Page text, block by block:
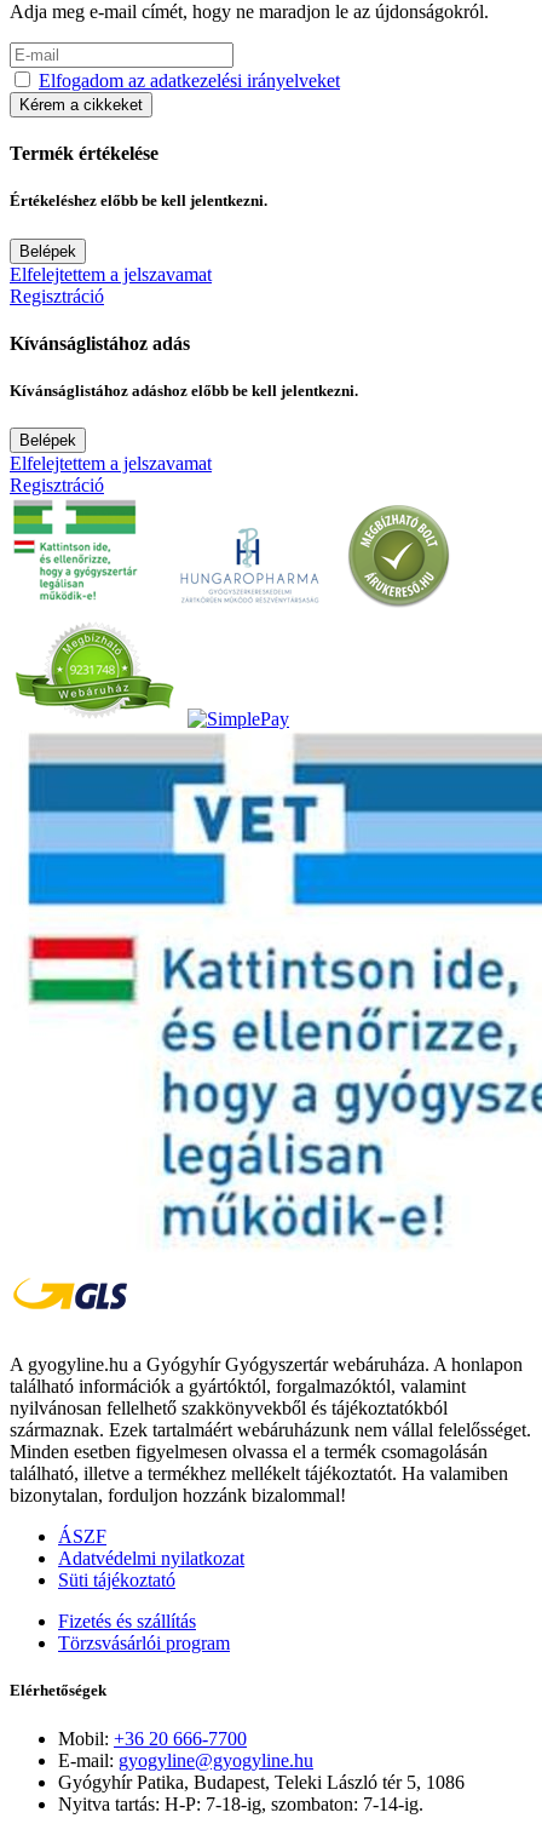
Adja meg e-mail címét, hogy ne maradjon le az újdonságokról.
Elfogadom az adatkezelési irányelveket
Kérem a cikkeket
Termék értékelése
Értékeléshez előbb be kell jelentkezni.
Belépek
Elfelejtettem a jelszavamat
Regisztráció
Kívánságlistához adás
Kívánságlistához adáshoz előbb be kell jelentkezni.
Belépek
Elfelejtettem a jelszavamat
Regisztráció
A gyogyline.hu a Gyógyhír Gyógyszertár webáruháza. A honlapon
található információk a gyártóktól, forgalmazóktól, valamint
nyilvánosan fellelhető szakkönyvekből és tájékoztatókból
származnak. Ezek tartalmáért webáruházunk nem vállal felelősséget.
Minden esetben figyelmesen olvassa el a termék csomagolásán
található, illetve a termékhez mellékelt tájékoztatót. Ha valamiben
bizonytalan, forduljon hozzánk bizalommal!
ÁSZF
Adatvédelmi nyilatkozat
Süti tájékoztató
Fizetés és szállítás
Törzsvásárlói program
Elérhetőségek
Mobil: +36 20 666-7700
E-mail: gyogyline@gyogyline.hu
Gyógyhír Patika, Budapest, Teleki László tér 5, 1086
Nyitva tartás: H-P: 7-18-ig, szombaton: 7-14-ig.